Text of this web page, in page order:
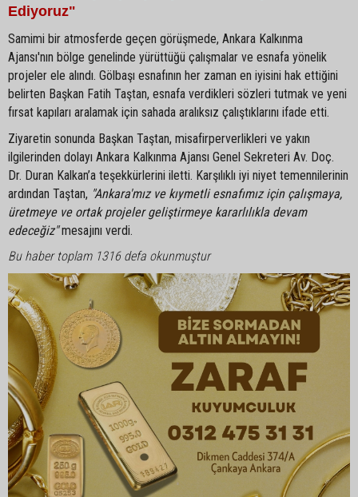
Ediyoruz"
Samimi bir atmosferde geçen görüşmede, Ankara Kalkınma
Ajansı'nın bölge genelinde yürüttüğü çalışmalar ve esnafa yönelik
projeler ele alındı. Gölbaşı esnafının her zaman en iyisini hak ettiğini
belirten Başkan Fatih Taştan, esnafa verdikleri sözleri tutmak ve yeni
fırsat kapıları aralamak için sahada aralıksız çalıştıklarını ifade etti.
Ziyaretin sonunda Başkan Taştan, misafirperverlikleri ve yakın
ilgilerinden dolayı Ankara Kalkınma Ajansı Genel Sekreteri Av. Doç.
Dr. Duran Kalkan’a teşekkürlerini iletti. Karşılıklı iyi niyet temennilerinin
ardından Taştan, "Ankara'mız ve kıymetli esnafımız için çalışmaya,
üretmeye ve ortak projeler geliştirmeye kararlılıkla devam
edeceğiz"mesajını verdi.
Bu haber toplam 1316 defa okunmuştur